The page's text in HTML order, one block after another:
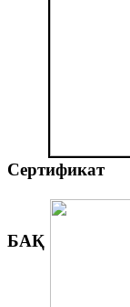
Сертификат
БАҚ